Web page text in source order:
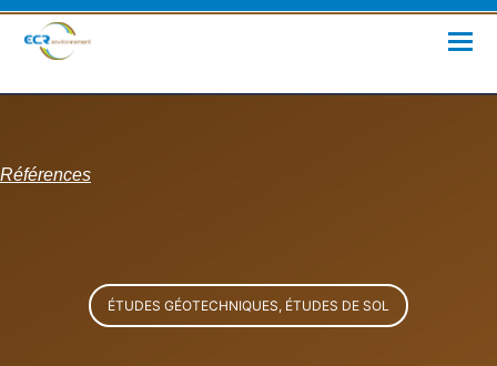
Références
ÉTUDES GÉOTECHNIQUES, ÉTUDES DE SOL